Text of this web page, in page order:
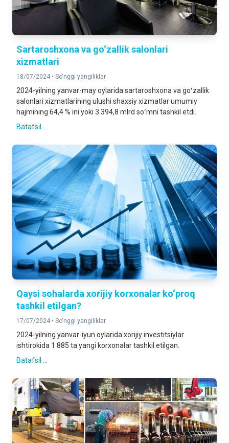
Sartaroshxona va go‘zallik salonlari
xizmatlari
18/07/2024 • So'nggi yangiliklar
2024-yilning yanvar-may oylarida sartaroshxona va goʻzallik
salonlari xizmatlarining ulushi shaxsiy xizmatlar umumiy
hajmining 64,4 % ini yoki 3 394,8 mlrd soʻmni tashkil etdi.
Batafsil ...
Qaysi sohalarda xorijiy korxonalar ko‘proq
tashkil etilgan?
17/07/2024 • So'nggi yangiliklar
2024-yilning yanvar-iyun oylarida xorijiy investitsiylar
ishtirokida 1 885 ta yangi korxonalar tashkil etilgan.
Batafsil ...